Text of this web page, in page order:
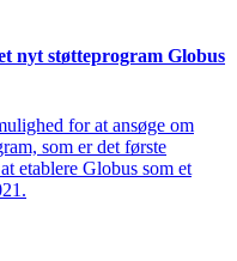
nyt støtteprogram Globus
for at ansøge om
som er det første
etablere Globus som et